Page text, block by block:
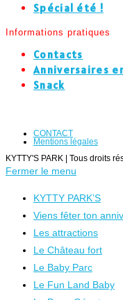
Spécial été !
Informations pratiques
Contacts
Anniversaires
Snack
CONTACT
Mentions légales
KYTTY'S PARK | Tous droits
Fermer le menu
KYTTY PARK’S
Viens fêter ton
Les attractions
Le Château fort
Le Baby Parc
Le Fun Land Baby